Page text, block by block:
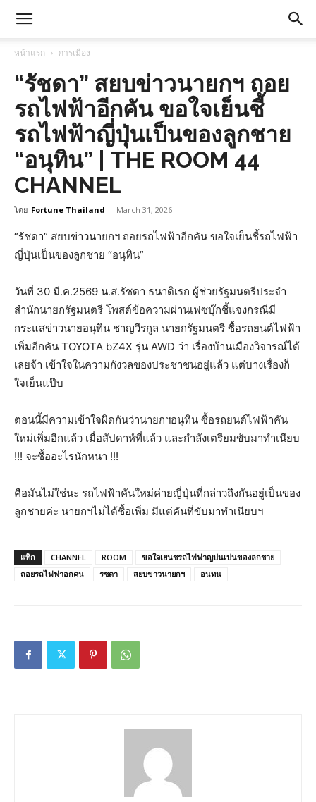
หน้าแรก การเมือง
“รัชดา” สยบข่าวนายกฯ ถอย
รถไฟฟ้าอีกคัน ขอใจเย็นชี้
รถไฟฟ้าญี่ปุ่นเป็นของลูกชาย
“อนุทิน” | THE ROOM 44
CHANNEL
โดย Fortune Thailand - March 31, 2026
“รัชดา” สยบข่าวนายกฯ ถอยรถไฟฟ้าอีกคัน ขอใจเย็นชี้รถไฟฟ้า
ญี่ปุ่นเป็นของลูกชาย “อนุทิน”
วันที่ 30 มี.ค.2569 น.ส.รัชดา ธนาดิเรก ผู้ช่วยรัฐมนตรีประจำ
สำนักนายกรัฐมนตรี โพสต์ข้อความผ่านเฟซบุ๊กชี้แจงกรณีมี
กระแสข่าวนายอนุทิน ชาญวีรกูล นายกรัฐมนตรี ซื้อรถยนต์ไฟฟ้า
เพิ่มอีกคัน TOYOTA bZ4X รุ่น AWD ว่า เรื่องบ้านเมืองวิจารณ์ได้
เลยจ้า เข้าใจในความกังวลของประชาชนอยู่แล้ว แต่บางเรื่องก็
ใจเย็นแป๊บ
ตอนนี้มีความเข้าใจผิดกันว่านายกฯอนุทิน ซื้อรถยนต์ไฟฟ้าคัน
ใหม่เพิ่มอีกแล้ว เมื่อสัปดาห์ที่แล้ว และกำลังเตรียมขับมาทำเนียบ
!!! จะซื้ออะไรนักหนา !!!
คือมันไม่ใช่นะ รถไฟฟ้าคันใหม่ค่ายญี่ปุ่นที่กล่าวถึงกันอยู่เป็นของ
ลูกชายค่ะ นายกฯไม่ได้ซื้อเพิ่ม มีแต่คันที่ขับมาทำเนียบฯ
แท็ก CHANNEL ROOM
ขอใจเยนชรถไฟฟาญปนเปนของลกชาย
ถอยรถไฟฟาอกคน
รชดา สยบขาวนายกฯ อนทน